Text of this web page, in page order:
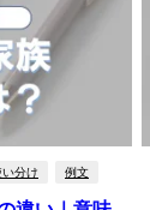
い分け 例文